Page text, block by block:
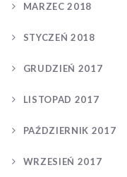
MARZEC 2018
STYCZEŃ 2018
GRUDZIEŃ 2017
LISTOPAD 2017
PAŹDZIERNIK 2017
WRZESIEŃ 2017